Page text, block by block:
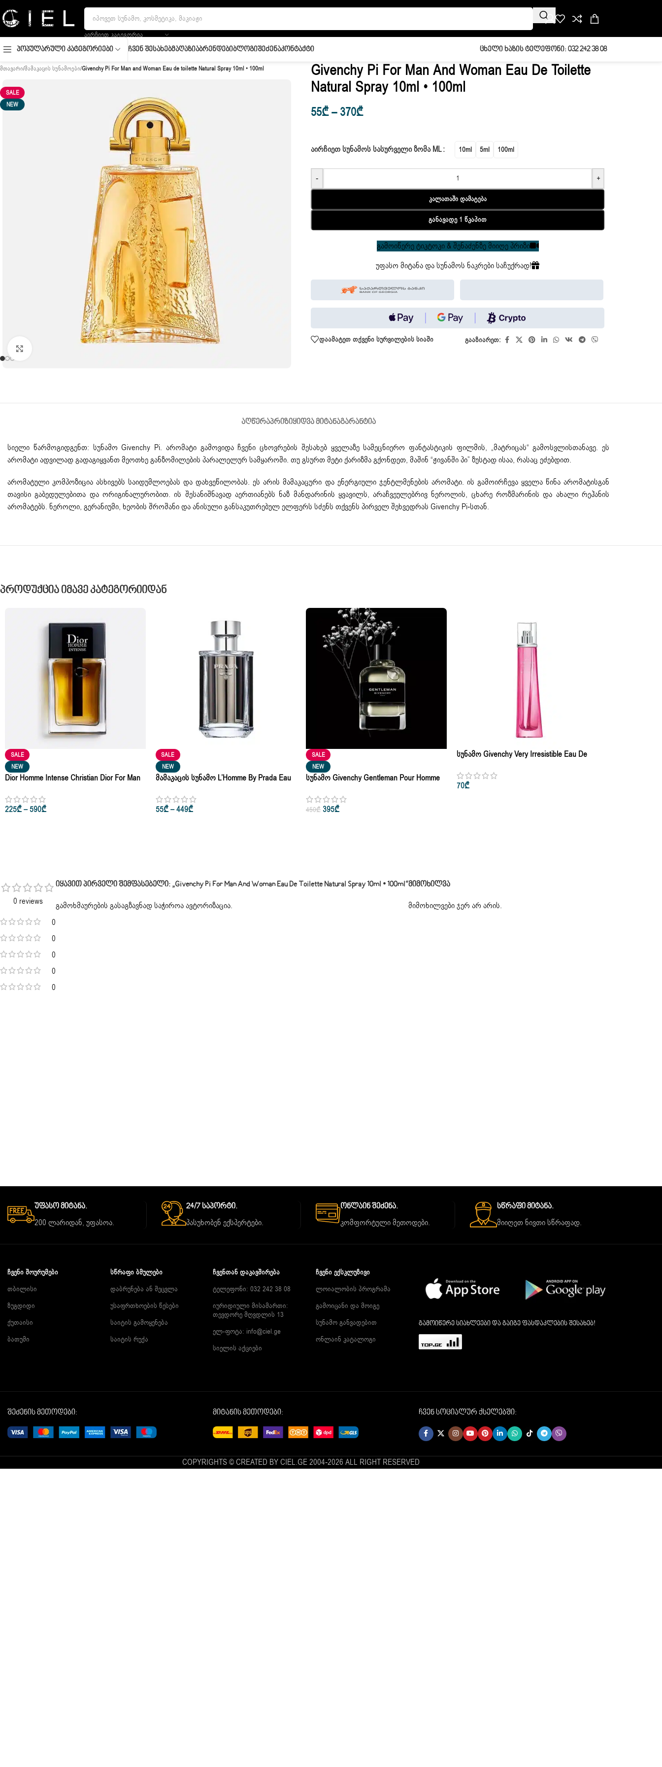
Skip to navigation
Skip to main content
ᲐᲘᲠᲩᲘᲔᲗ ᲙᲐᲢᲔᲒᲝᲠᲘᲐ
Პოპულარული Კატეგორიები Ჩვენ ᲨესახებᲛაღაზიაᲑრენდებიᲑლოგიᲨეძენაᲙონტაქტი Ცხელი Ხაზის Ტელეფონი: 032 242 38 08
მთავარი/მამაკაცის სუნამოები/Givenchy Pi For Man and Woman Eau de toilette Natural Spray 10ml • 100ml
SALE
NEW
Givenchy Pi For Man And Woman Eau De Toilette
Natural Spray 10ml • 100ml
55₾– 370₾
ᲐᲘᲠᲩᲘᲔᲗ ᲡᲣᲜᲐᲛᲝᲡ ᲡᲐᲡᲣᲠᲕᲔᲚᲘ ᲖᲝᲛᲐ ML 10ml 5ml 100ml
- +
Კალათაში Დამატება
Განავადე 1 Წკაპით
გამოიწერე ტიკტოკი & შენაძენზე მიიღე პრიზი
უფასო მიტანა და სუნამოს ნაკრები საჩუქრად!
დაამატეთ თქვენი სურვილების სიაში გააზიარეთ:
ᲐᲦᲬᲔᲠᲐᲞᲠᲘᲖᲘᲧᲘᲓᲕᲐ ᲛᲘᲢᲐᲜᲐᲒᲐᲠᲐᲜᲢᲘᲐ
სიელი წარმოგიდგენთ: სუნამო Givenchy Pi. არომატი გამოვიდა ჩვენი ცხოვრების შესახებ ყველაზე სამეცნიერო ფანტასტიკის ფილმის, „მატრიცას“ გამოსვლისთანავე. ეს
არომატი ადვილად გადაგიყვანთ მეოთხე განზომილების პარალელურ სამყაროში. თუ გსურთ მეტი ქარიზმა გქონდეთ, მაშინ “ჟივანში პი” ზუსტად ისაა, რასაც ეძებდით.
არომატული კომპოზიცია ასხივებს საიდუმლოებას და დახვეწილობას. ეს არის მამაკაცური და ენერგიული ჯენტლმენების არომატი. ის გამოირჩევა ყველა წინა არომატისგან
თავისი გაბედულებითა და ორიგინალურობით. ის შესანიშნავად აერთიანებს ნაზ მანდარინის ყვავილს, არაჩვეულებრივ ნეროლის, ცხარე როზმარინის და ახალი რეჰანის
არომატებს. ნეროლი, გერანიუმი, ხეობის შროშანი და ანისული განსაკუთრებულ ელფერს სძენს თქვენს პირველ შეხვედრას Givenchy Pi-სთან.
Პროდუქცია Იმავე Კატეგორიიდან
SALE
NEW
Dior Homme Intense Christian Dior For Man
225₾–590₾
SALE
NEW
Მამაკაცის Სუნამო L’Homme By Prada Eau
55₾ – 449₾
SALE
NEW
Სუნამო Givenchy Gentleman Pour Homme
450₾ 395₾
Სუნამო Givenchy Very Irresistible Eau De
70₾
0 reviews
0
0
0
0
0
Მიმოხილვა
მიმოხილვები ჯერ არ არის.
Იყავით Პირველი Შემფასებელი: „Givenchy Pi For Man And Woman Eau De Toilette Natural Spray 10ml • 100ml“
გამოხმაურების გასაგზავნად საჭიროაავტორიზაცია.
Უფასო Მიტანა.
200 ლარიდან, უფასოა.
24/7 Საპორტი.
პასუხობენ ექსპერტები.
Ონლაინ Შეძენა.
კომფორტული მეთოდები.
Სწრაფი Მიტანა.
მიიღეთ ნივთი სწრაფად.
ᲩᲕᲔᲜᲘ ᲨᲝᲣᲠᲣᲛᲔᲑᲘ
თბილისი
ზუგდიდი
ქუთაისი
ბათუმი
ᲡᲬᲠᲐᲤᲘ ᲑᲛᲣᲚᲔᲑᲘ
დაბრუნება ან შეცვლა
უსაფრთხოების წესები
საიტის გამოყენება
საიტის რუქა
ᲩᲕᲔᲜᲗᲐᲜ ᲓᲐᲙᲐᲕᲨᲘᲠᲔᲑᲐ
ტელეფონი: 032 242 38 08
იურიდიული მისამართი:
თევდორე მღვდლის 13
ელ-ფოტა: info@ciel.ge
სიელის აქციები
ᲩᲕᲔᲜᲘ ᲔᲥᲡᲙᲚᲣᲖᲘᲕᲘ
ლოიალობის პროგრამა
გამოიცანი და მოიგე
სუნამო განვადებით
ონლაინ კატალოგი
გამოიწერე სიახლეები და გაიგე ფასდაკლების შესახებ!
შეძენის მეთოდები: მიტანის მეთოდები: ჩვენ სოციალურ ქსელებში:
COPYRIGHTS © CREATED BY CIEL.GE 2004-2026 ALL RIGHT RESERVED